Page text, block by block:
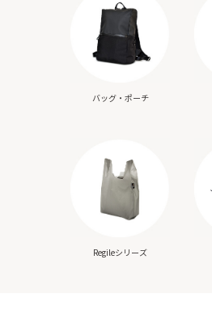
バッグ・ポーチ
Regileシリーズ